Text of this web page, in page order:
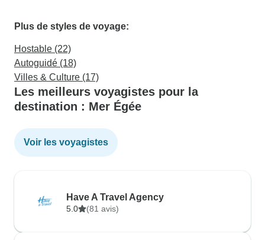
Plus de styles de voyage:
Hostable (22)
Autoguidé (18)
Villes & Culture (17)
Les meilleurs voyagistes pour la
destination : Mer Égée
Voir les voyagistes
Have A Travel Agency
5.0 (81 avis)